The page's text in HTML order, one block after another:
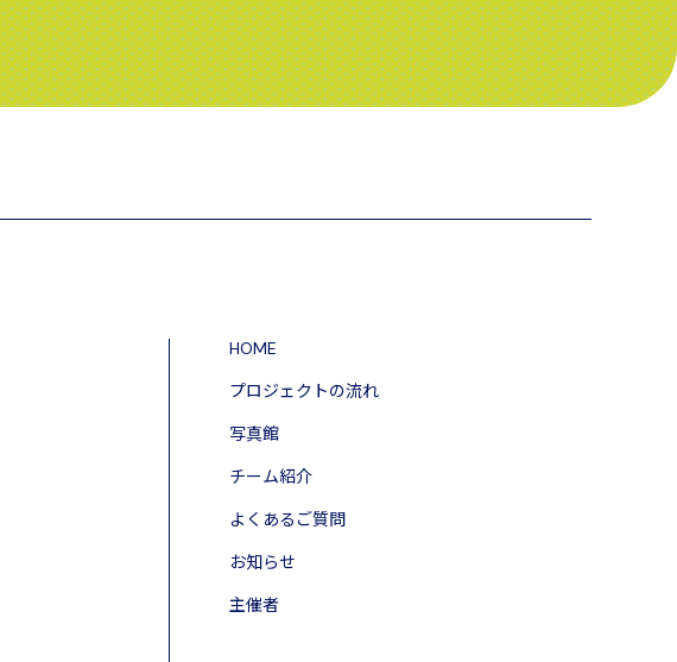
HOME
プロジェクトの流れ
写真館
チーム紹介
よくあるご質問
お知らせ
主催者